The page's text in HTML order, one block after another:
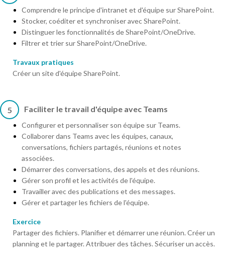
Comprendre le principe d'intranet et d'équipe sur SharePoint.
Stocker, coéditer et synchroniser avec SharePoint.
Distinguer les fonctionnalités de SharePoint/OneDrive.
Filtrer et trier sur SharePoint/OneDrive.
Travaux pratiques
Créer un site d'équipe SharePoint.
5 Faciliter le travail d'équipe avec Teams
Configurer et personnaliser son équipe sur Teams.
Collaborer dans Teams avec les équipes, canaux,
conversations, fichiers partagés, réunions et notes
associées.
Démarrer des conversations, des appels et des réunions.
Gérer son profil et les activités de l'équipe.
Travailler avec des publications et des messages.
Gérer et partager les fichiers de l'équipe.
Exercice
Partager des fichiers. Planifier et démarrer une réunion. Créer un
planning et le partager. Attribuer des tâches. Sécuriser un accès.